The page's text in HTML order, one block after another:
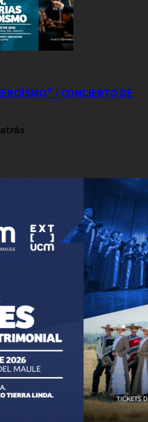
/ CONCIERTO DE